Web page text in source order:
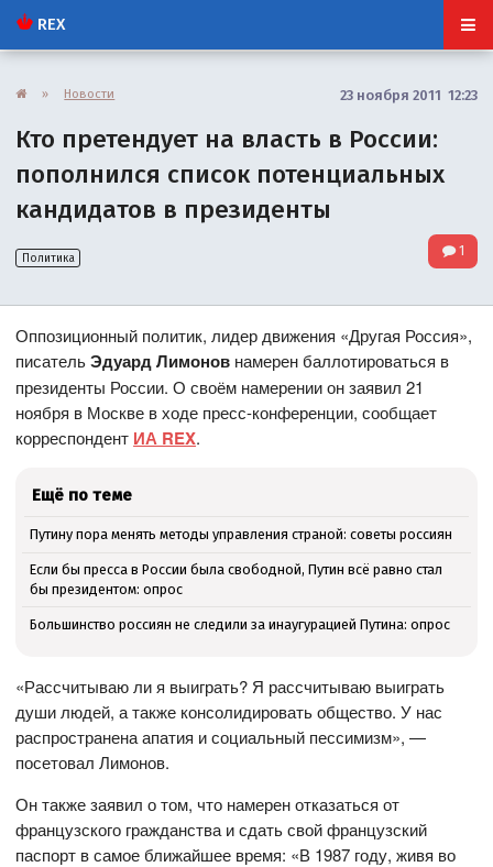
REX
» Новости 23 ноября 2011 12:23
Кто претендует на власть в России:
пополнился список потенциальных
кандидатов в президенты
Политика 1
Оппозиционный политик, лидер движения «Другая Россия»,
писательЭдуард Лимонов намерен баллотироваться в
президенты России. О своём намерении он заявил 21
ноября в Москве в ходе пресс-конференции, сообщает
корреспондент ИА REX.
Ещё по теме
Путину пора менять методы управления страной: советы россиян
Если бы пресса в России была свободной, Путин всё равно стал
бы президентом: опрос
Большинство россиян не следили за инаугурацией Путина: опрос
«Рассчитываю ли я выиграть? Я рассчитываю выиграть
души людей, а также консолидировать общество. У нас
распространена апатия и социальный пессимизм», —
посетовал Лимонов.
Он также заявил о том, что намерен отказаться от
французского гражданства и сдать свой французский
паспорт в самое ближайшее время: «В 1987 году, живя во